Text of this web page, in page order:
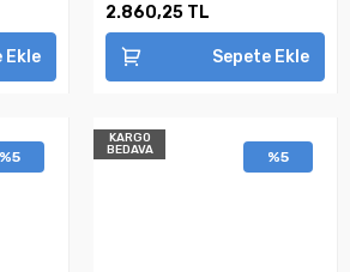
Ekle
2.860,25 TL
Sepete Ekle
%5
KARGO
BEDAVA
%5